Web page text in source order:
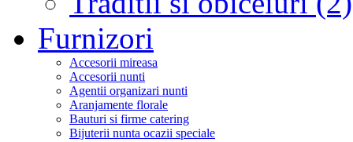
Furnizori
Accesorii mireasa
Accesorii nunti
Agentii organizari nunti
Aranjamente florale
Bauturi si firme catering
Bijuterii nunta ocazii speciale